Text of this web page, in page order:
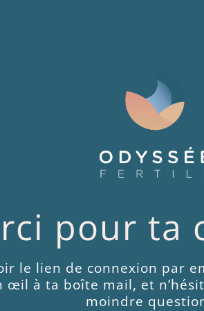
pour ta
le lien de connexion par
œil à ta boîte mail, et
moindre